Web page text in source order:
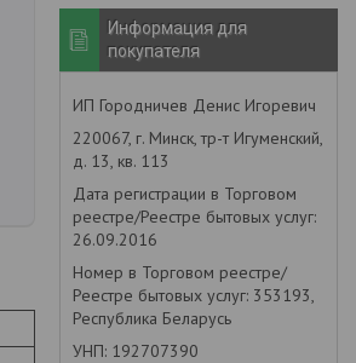
Информация для
покупателя
ИП Городничев Денис Игоревич
220067, г. Минск, тр-т Игуменский,
д. 13, кв. 113
Дата регистрации в Торговом
реестре/Реестре бытовых услуг:
26.09.2016
Номер в Торговом реестре/
Реестре бытовых услуг: 353193,
Республика Беларусь
УНП: 192707390